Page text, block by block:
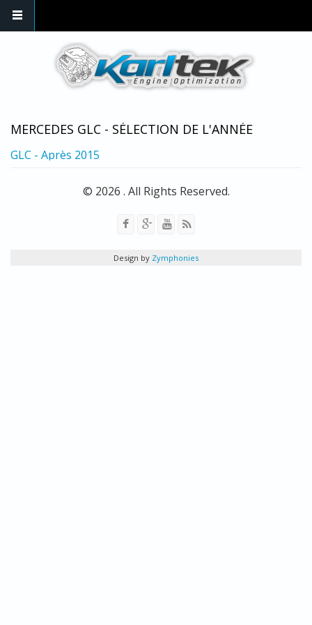
MERCEDES GLC - SÉLECTION DE L'ANNÉE
GLC - Après 2015
© 2026 . All Rights Reserved.
Design by Zymphonies